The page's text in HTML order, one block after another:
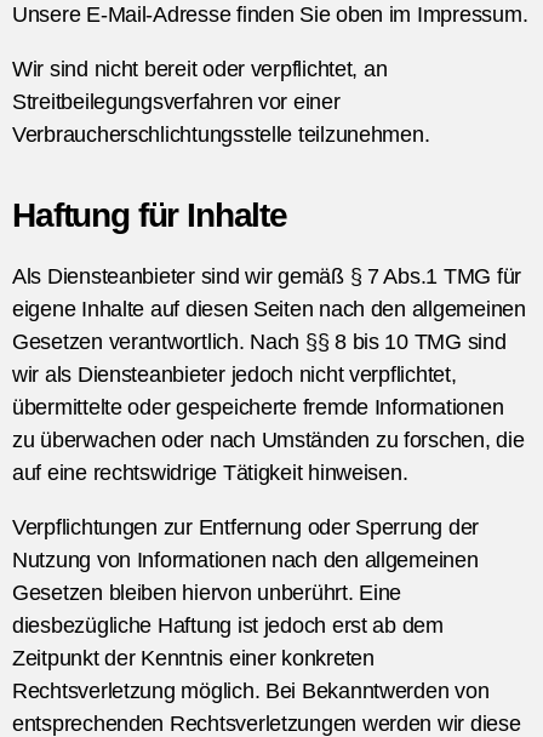
Unsere E-Mail-Adresse finden Sie oben im Impressum.
Wir sind nicht bereit oder verpflichtet, an
Streitbeilegungsverfahren vor einer
Verbraucherschlichtungsstelle teilzunehmen.
Haftung für Inhalte
Als Diensteanbieter sind wir gemäß § 7 Abs.1 TMG für
eigene Inhalte auf diesen Seiten nach den allgemeinen
Gesetzen verantwortlich. Nach §§ 8 bis 10 TMG sind
wir als Diensteanbieter jedoch nicht verpflichtet,
übermittelte oder gespeicherte fremde Informationen
zu überwachen oder nach Umständen zu forschen, die
auf eine rechtswidrige Tätigkeit hinweisen.
Verpflichtungen zur Entfernung oder Sperrung der
Nutzung von Informationen nach den allgemeinen
Gesetzen bleiben hiervon unberührt. Eine
diesbezügliche Haftung ist jedoch erst ab dem
Zeitpunkt der Kenntnis einer konkreten
Rechtsverletzung möglich. Bei Bekanntwerden von
entsprechenden Rechtsverletzungen werden wir diese